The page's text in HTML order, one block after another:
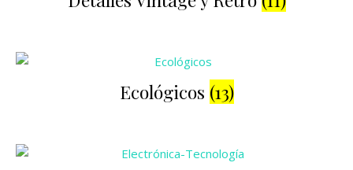
Ecológicos (13)